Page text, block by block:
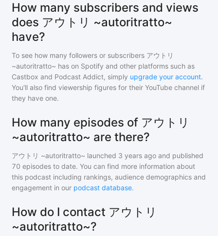
How many subscribers and views
does アウトリ ~autoritratto~
have?
To see how many followers or subscribers アウトリ
~autoritratto~ has on Spotify and other platforms such as
Castbox and Podcast Addict, simply upgrade your account.
You'll also find viewership figures for their YouTube channel if
they have one.
How many episodes of アウトリ
~autoritratto~ are there?
アウトリ ~autoritratto~ launched 3 years ago and published
70 episodes to date. You can find more information about
this podcast including rankings, audience demographics and
engagement in our podcast database.
How do I contact アウトリ
~autoritratto~?